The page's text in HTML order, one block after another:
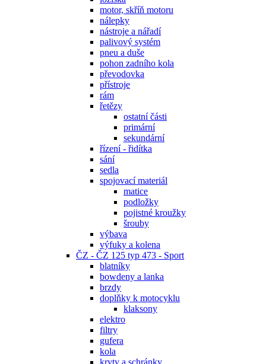
motor, skříň motoru
nálepky
nástroje a nářadí
palivový systém
pneu a duše
pohon zadního kola
převodovka
přístroje
rám
řetězy
ostatní části
primární
sekundární
řízení - řidítka
sání
sedla
spojovací materiál
matice
podložky
pojistné kroužky
šrouby
výbava
výfuky a kolena
ČZ - ČZ 125 typ 473 - Sport
blatníky
bowdeny a lanka
brzdy
doplňky k motocyklu
klaksony
elektro
filtry
gufera
kola
kryty a schránky